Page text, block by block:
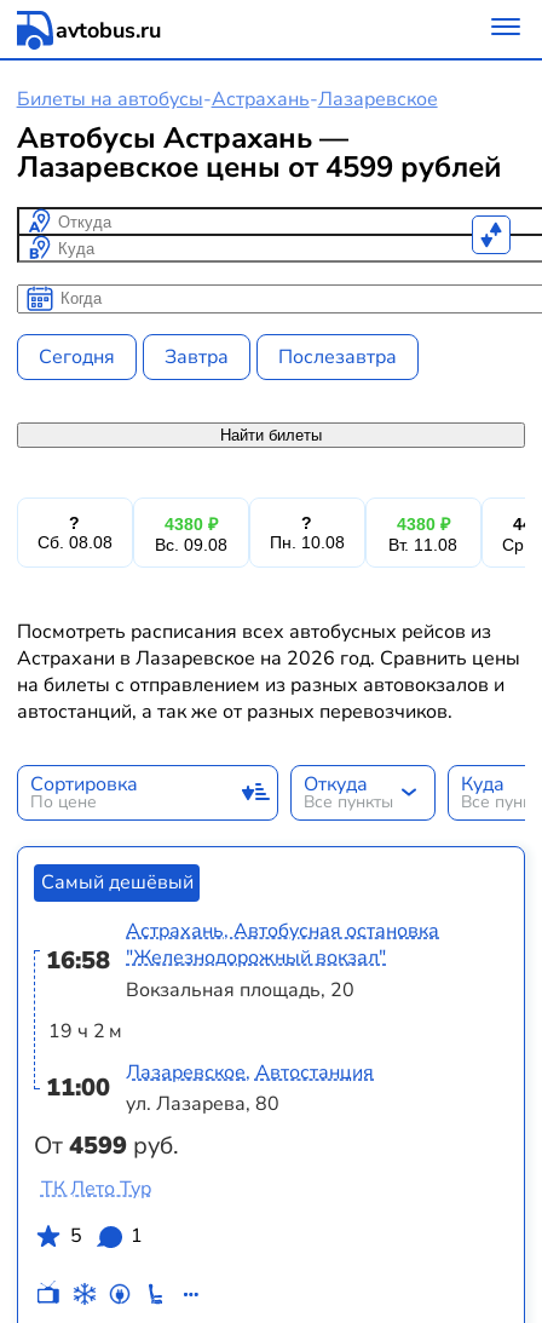
avtobus.ru
Билеты на автобусы-Астрахань-Лазаревское
Автобусы Астрахань —
Лазаревское цены от 4599 рублей
Откуда
Куда
Когда
Когда
Сегодня Завтра Послезавтра
Найти билеты
?
Сб. 08.08
4380 ₽
Вс. 09.08
?
Пн. 10.08
4380 ₽
Вт. 11.08
Ср.
Посмотреть расписания всех автобусных рейсов из
Астрахани в Лазаревское на 2026 год. Сравнить цены
на билеты с отправлением из разных автовокзалов и
автостанций, а так же от разных перевозчиков.
Сортировка
По цене
Откуда
Все пункты
Куда
Все
Самый дешёвый
16:58
19 ч 2 м
11:00
От4599 руб.
Астрахань, Автобусная остановка
"Железнодорожный вокзал"
Вокзальная площадь, 20
Лазаревское, Автостанция
ул. Лазарева, 80
ТК Лето Тур
5
1